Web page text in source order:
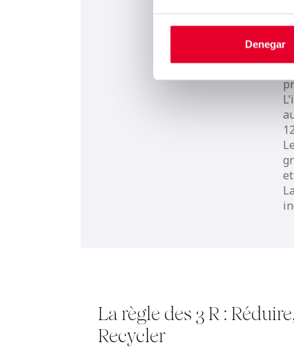
Denegar
La règle des 3 R :
Recycler